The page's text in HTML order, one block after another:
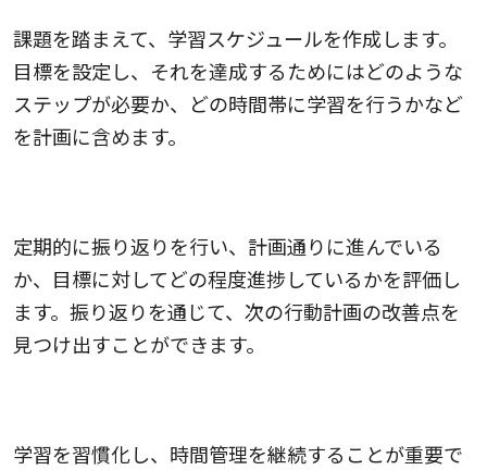
課題を踏まえて、学習スケジュールを作成します。
目標を設定し、それを達成するためにはどのような
ステップが必要か、どの時間帯に学習を行うかなど
を計画に含めます。
定期的に振り返りを行い、計画通りに進んでいる
か、目標に対してどの程度進捗しているかを評価し
ます。振り返りを通じて、次の行動計画の改善点を
見つけ出すことができます。
学習を習慣化し、時間管理を継続することが重要で